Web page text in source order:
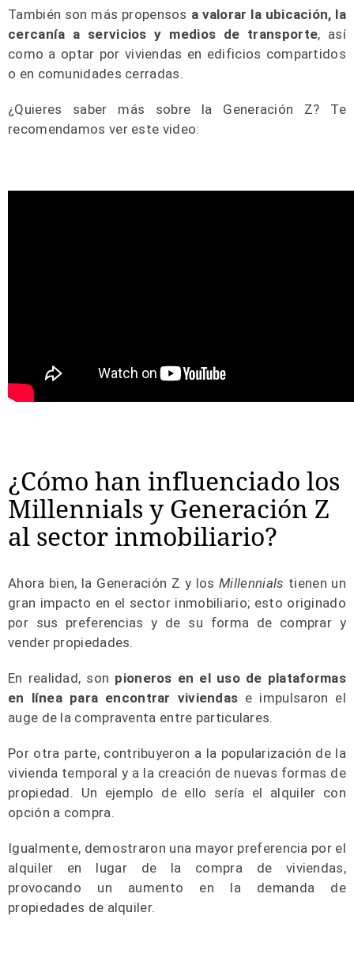
También son más propensos a valorar la ubicación, la
cercanía a servicios y medios de transporte, así
como a optar por viviendas en edificios compartidos
o en comunidades cerradas.
¿Quieres saber más sobre la Generación Z? Te
recomendamos ver este video:
¿Cómo han influenciado los
Millennials y Generación Z
al sector inmobiliario?
Ahora bien, la Generación Z y losMillennials tienen un
gran impacto en el sector inmobiliario; esto originado
por sus preferencias y de su forma de comprar y
vender propiedades.
En realidad, son pioneros en el uso de plataformas
en línea para encontrar viviendas e impulsaron el
auge de la compraventa entre particulares.
Por otra parte, contribuyeron a la popularización de la
vivienda temporal y a la creación de nuevas formas de
propiedad. Un ejemplo de ello sería el alquiler con
opción a compra.
Igualmente, demostraron una mayor preferencia por el
alquiler en lugar de la compra de viviendas,
provocando un aumento en la demanda de
propiedades de alquiler.